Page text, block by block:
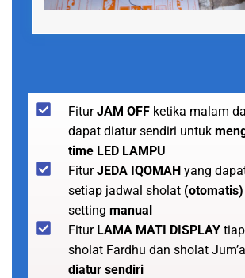
FiturJAM OFF ketika malam
dapat diatur sendiri untuk
time LED LAMPU
FiturJEDA IQOMAH yang
setiap jadwal sholat (otomatis)
setting manual
Fitur LAMA MATI DISPLAY
sholat Fardhu dan sholat
diatur sendiri